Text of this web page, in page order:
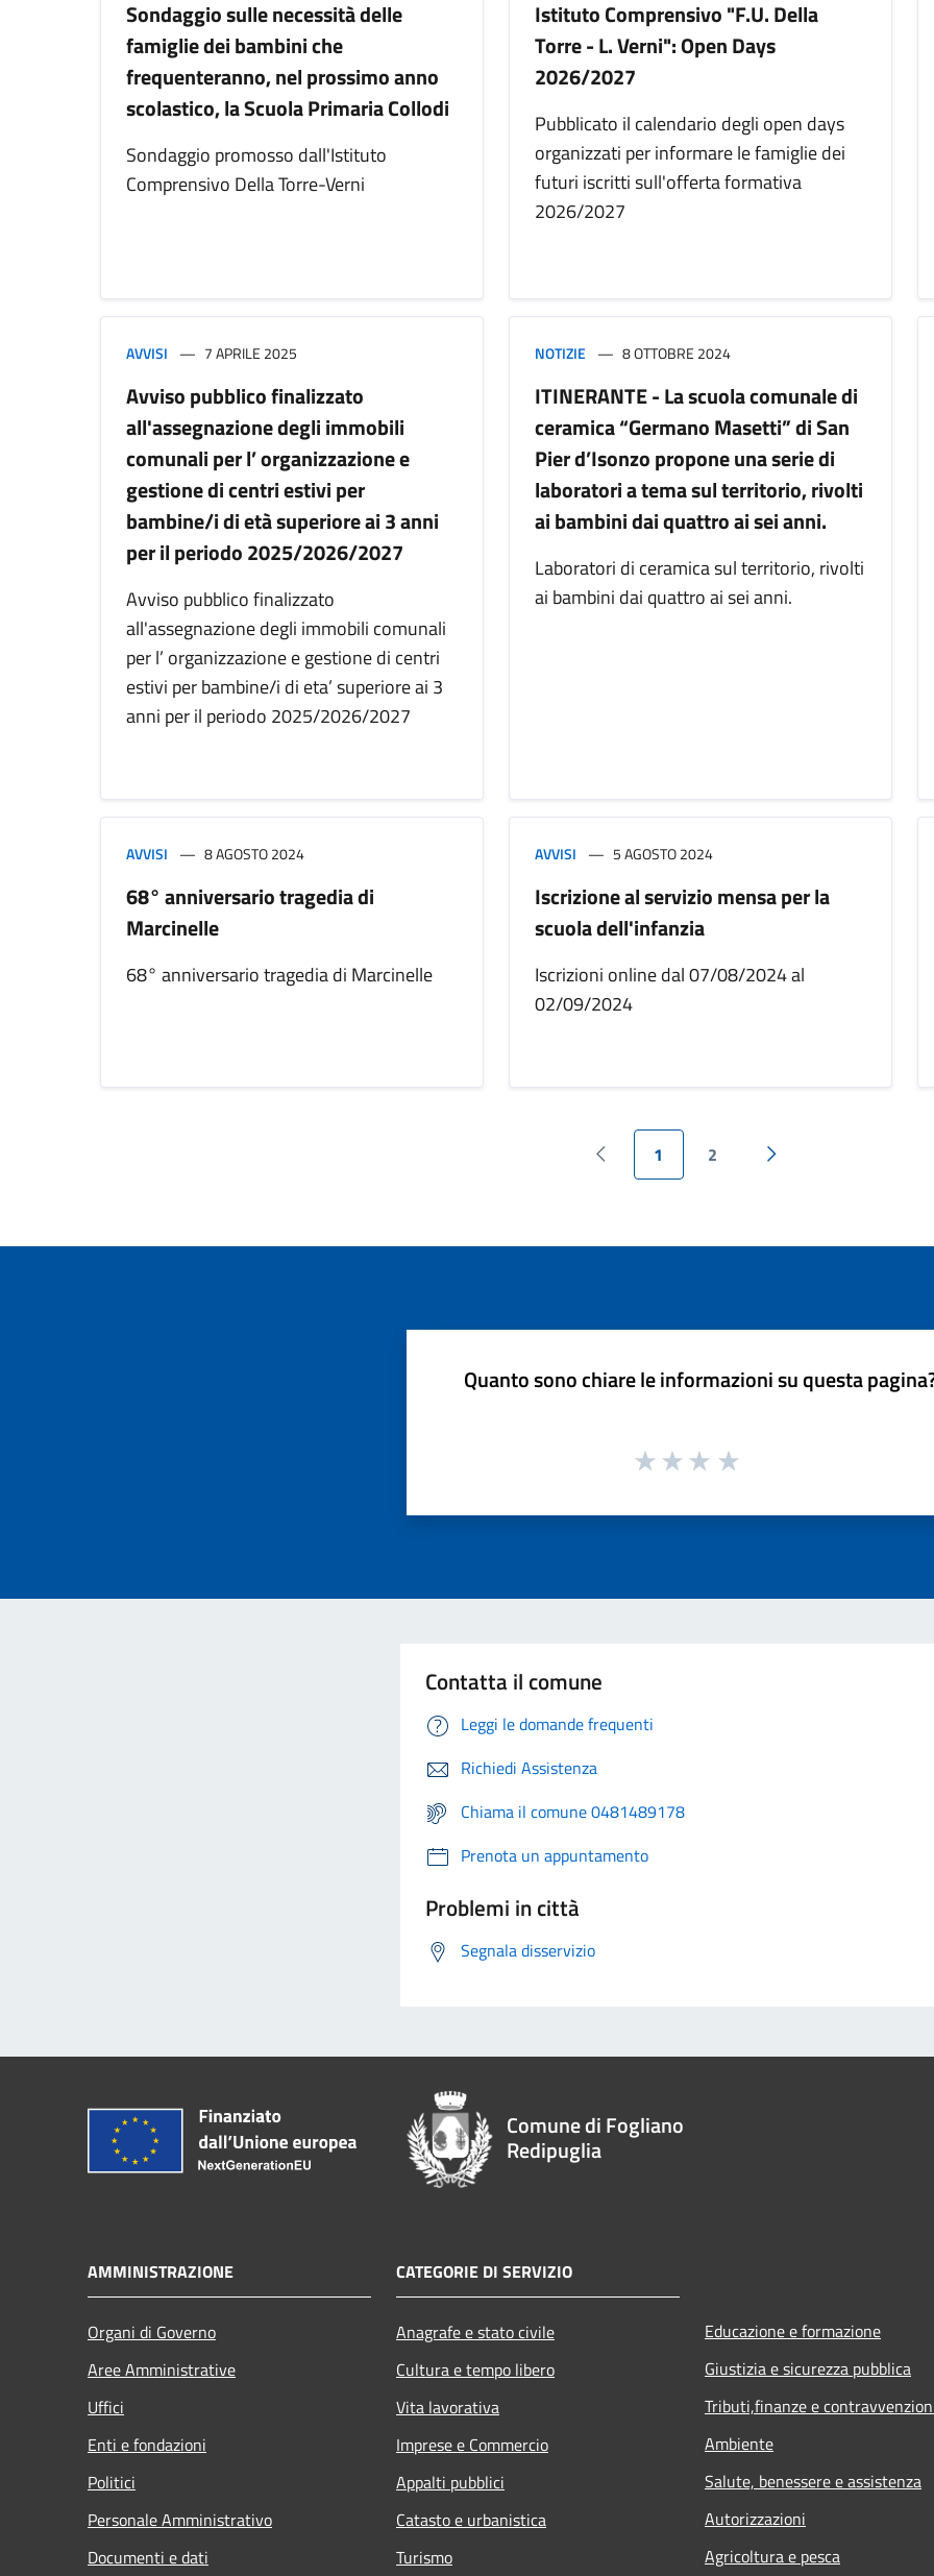
Sondaggio sulle necessità delle
famiglie dei bambini che
frequenteranno, nel prossimo anno
scolastico, la Scuola Primaria Collodi
Sondaggio promosso dall'Istituto
Comprensivo Della Torre-Verni
Istituto Comprensivo "F.U. Della
Torre - L. Verni": Open Days
2026/2027
Pubblicato il calendario degli open days
organizzati per informare le famiglie dei
futuri iscritti sull'offerta formativa
2026/2027
AVVISI 7 APRILE 2025
Avviso pubblico finalizzato
all'assegnazione degli immobili
comunali per l’ organizzazione e
gestione di centri estivi per
bambine/i di età superiore ai 3 anni
per il periodo 2025/2026/2027
Avviso pubblico finalizzato
all'assegnazione degli immobili comunali
per l’ organizzazione e gestione di centri
estivi per bambine/i di eta’ superiore ai 3
anni per il periodo 2025/2026/2027
NOTIZIE 8 OTTOBRE 2024
ITINERANTE - La scuola comunale di
ceramica “Germano Masetti” di San
Pier d’Isonzo propone una serie di
laboratori a tema sul territorio, rivolti
ai bambini dai quattro ai sei anni.
Laboratori di ceramica sul territorio, rivolti
ai bambini dai quattro ai sei anni.
AVVISI 8 AGOSTO 2024
68° anniversario tragedia di
Marcinelle
68° anniversario tragedia di Marcinelle
AVVISI 5 AGOSTO 2024
Iscrizione al servizio mensa per la
scuola dell'infanzia
Iscrizioni online dal 07/08/2024 al
02/09/2024
Pagina precedente
1 2
Pagina successiva
Quanto sono chiare le informazioni su questa
Contatta il comune
Leggi le domande frequenti
Richiedi Assistenza
Chiama il comune 0481489178
Prenota un appuntamento
Problemi in città
Segnala disservizio
Comune di Fogliano
Redipuglia
AMMINISTRAZIONE
Organi di Governo
Aree Amministrative
Uffici
Enti e fondazioni
Politici
Personale Amministrativo
Documenti e dati
CATEGORIE DI SERVIZIO
Anagrafe e stato civile
Cultura e tempo libero
Vita lavorativa
Imprese e Commercio
Appalti pubblici
Catasto e urbanistica
Turismo
Educazione e formazione
Giustizia e sicurezza pubblica
Tributi,finanze e
Ambiente
Salute, benessere e assistenza
Autorizzazioni
Agricoltura e pesca